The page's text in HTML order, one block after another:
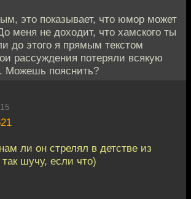
это показывает, что юмор может
меня не доходит, что хамского ты
до этого я прямым текстом
рассуждения потеряли всякую
Можешь пояснить?
ли он стрелял в детстве из
так шучу, если что)